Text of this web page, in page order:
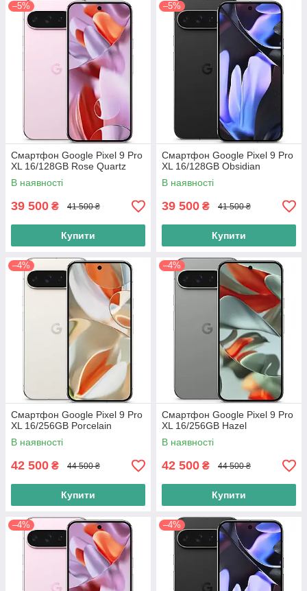
–5%
Смартфон Google Pixel 9 Pro
XL 16/128GB Rose Quartz
В наявності
39 500 ₴ 41 500 ₴
Купити
–5%
Смартфон Google Pixel 9 Pro
XL 16/128GB Obsidian
В наявності
39 500 ₴ 41 500 ₴
Купити
–4%
Смартфон Google Pixel 9 Pro
XL 16/256GB Porcelain
В наявності
42 500 ₴ 44 500 ₴
Купити
–4%
Смартфон Google Pixel 9 Pro
XL 16/256GB Hazel
В наявності
42 500 ₴ 44 500 ₴
Купити
–4% –4%